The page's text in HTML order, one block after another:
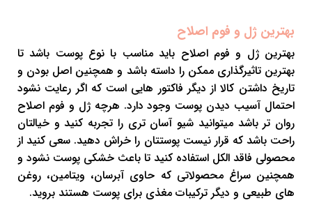
بهترین ژل و فوم اصلاح
بهترین ژل و فوم اصلاح باید مناسب با نوع پوست باشد تا
بهترین تاثیرگذاری ممکن را داسته باشد و همچنین اصل بودن و
تاریخ داشتن کالا از دیگر فاکتور هایی است که اگر رعایت نشود
احتمال آسیب دیدن پوست وجود دارد. هرچه ژل و فوم اصلاح
روان تر باشد میتوانید شیو آسان تری را تجربه کنید و خیالتان
راحت باشد که قرار نیست پوستتان را خراش دهید. سعی کنید از
محصولی فاقد الکل استفاده کنید تا باعث خشکی پوست نشود و
همچنین سراغ محصولاتی که حاوی آبرسان، ویتامین، روغن
های طبیعی و دیگر ترکیبات مغذی برای پوست هستند بروید.